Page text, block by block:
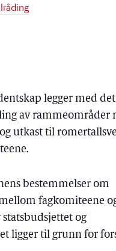
legger med
av rammeområder
utkast til
bestemmelser om
fagkomiteene
og
ligger til grunn for